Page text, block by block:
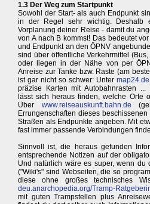
1.3 Der Weg zum Startpunkt
Sowohl der Start- als auch Endpunkt
in der Regel sehr wichtig. Deshalb
Vorplanung deiner Reise - damit du
von A nach B kommst! Das bedeutet
und Endpunkt an den ÖPNV
sind über öffentliche Verkehrmittel
oder liegen in der Nähe von per
Anreise zur Tanke bzw. Raste (am
ist gar nicht so schwer: Untermap24.de
präzise Karten mit Autobahnrasten ...
lässt sich heraus finden, welche Orte
Über www.reiseauskunft.bahn.de
Errungenschaften dieses
Straßen als Endpunkte angeben. Mit
fast immer passende Verbindungen
Sinnvoll ist, die heraus gefunden
entsprechende Notizen auf der
Und natürlich wäre es super, wenn du
("Wiki's" sind Webseiten, die so
diese ohne großes technisches
deu.anarchopedia.org/Tramp-
mit guten Trampstellen plus